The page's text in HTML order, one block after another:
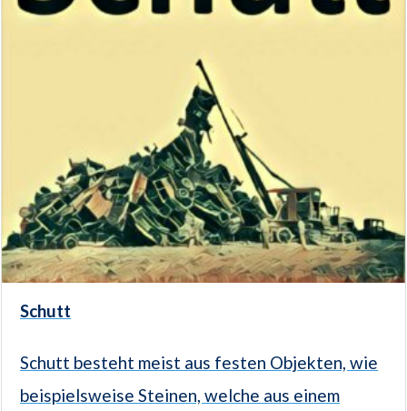
Schutt
Schutt besteht meist aus festen Objekten, wie
beispielsweise Steinen, welche aus einem